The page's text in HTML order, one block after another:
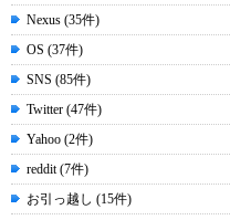
Nexus (35件)
OS (37件)
SNS (85件)
Twitter (47件)
Yahoo (2件)
reddit (7件)
お引っ越し (15件)